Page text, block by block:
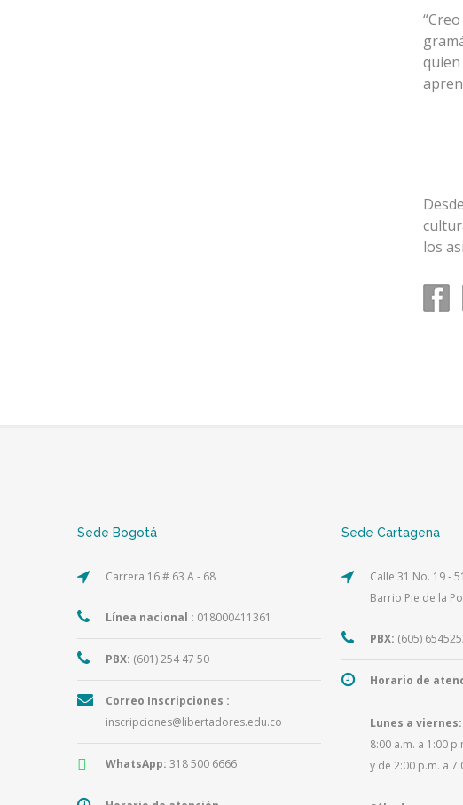
los
Sede Bogotá
Carrera 16 # 63 A - 68
Línea nacional : 018000411361
PBX: (601) 254 47 50
Correo Inscripciones :
inscripciones@libertadores.edu.co
WhatsApp: 318 500 6666
Sede Cartagena
Calle 31 No. 19 - 51
Barrio Pie de la
PBX: (605)
Horario de
Lunes a viernes:
8:00 a.m. a 1:00
y de 2:00 p.m. a